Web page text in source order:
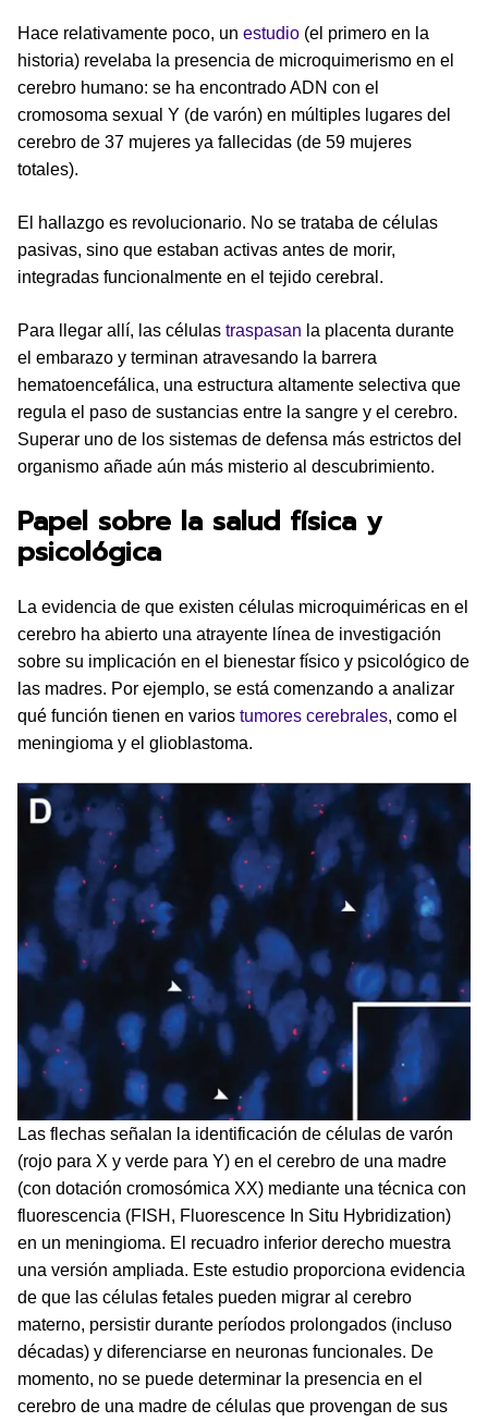
Hace relativamente poco, un estudio (el primero en la
historia) revelaba la presencia de microquimerismo en el
cerebro humano: se ha encontrado ADN con el
cromosoma sexual Y (de varón) en múltiples lugares del
cerebro de 37 mujeres ya fallecidas (de 59 mujeres
totales).
El hallazgo es revolucionario. No se trataba de células
pasivas, sino que estaban activas antes de morir,
integradas funcionalmente en el tejido cerebral.
Para llegar allí, las células traspasan la placenta durante
el embarazo y terminan atravesando la barrera
hematoencefálica, una estructura altamente selectiva que
regula el paso de sustancias entre la sangre y el cerebro.
Superar uno de los sistemas de defensa más estrictos del
organismo añade aún más misterio al descubrimiento.
Papel sobre la salud física y
psicológica
La evidencia de que existen células microquiméricas en el
cerebro ha abierto una atrayente línea de investigación
sobre su implicación en el bienestar físico y psicológico de
las madres. Por ejemplo, se está comenzando a analizar
qué función tienen en varios tumores cerebrales, como el
meningioma y el glioblastoma.
Las flechas señalan la identificación de células de varón
(rojo para X y verde para Y) en el cerebro de una madre
(con dotación cromosómica XX) mediante una técnica con
fluorescencia (FISH, Fluorescence In Situ Hybridization)
en un meningioma. El recuadro inferior derecho muestra
una versión ampliada. Este estudio proporciona evidencia
de que las células fetales pueden migrar al cerebro
materno, persistir durante períodos prolongados (incluso
décadas) y diferenciarse en neuronas funcionales. De
momento, no se puede determinar la presencia en el
cerebro de una madre de células que provengan de sus